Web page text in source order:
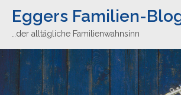
Eggers Familien-
…der alltägliche Familienwahnsinn